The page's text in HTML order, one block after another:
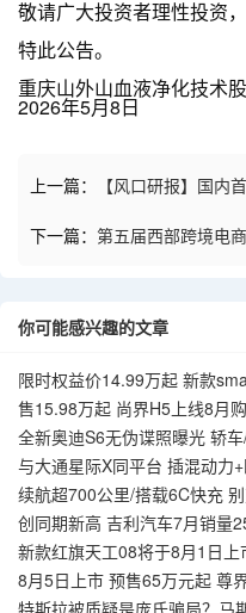
敬请广大投资者理性投资
特此公告。
重庆山外山血液净化技术
2026年5月8日
上一篇： 【风口研报】国内
电板块有望迎增长新纪元
下一篇： 第五届西部跨境电
你可能感兴趣的文章
限时权益价14.99万起 新款
售15.98万起 尚界H5上线8月
全新奥迪S6无伪谍照曝光 轿
与大通星际X同平台 插混动力
续航超700公里/搭载6C快充
创同期新高 吉利汽车7月销量
新款红旗天工08将于8月1日
8月5日上市 预售65万元起 尊